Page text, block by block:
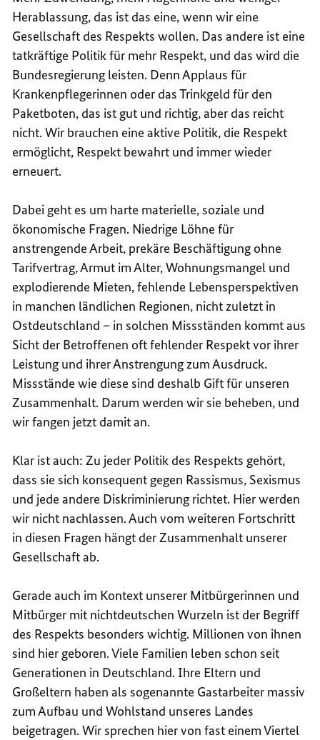
Herablassung, das ist das eine, wenn wir eine
Gesellschaft des Respekts wollen. Das andere ist eine
tatkräftige Politik für mehr Respekt, und das wird die
Bundesregierung leisten. Denn Applaus für
Krankenpflegerinnen oder das Trinkgeld für den
Paketboten, das ist gut und richtig, aber das reicht
nicht. Wir brauchen eine aktive Politik, die Respekt
ermöglicht, Respekt bewahrt und immer wieder
erneuert.
Dabei geht es um harte materielle, soziale und
ökonomische Fragen. Niedrige Löhne für
anstrengende Arbeit, prekäre Beschäftigung ohne
Tarifvertrag, Armut im Alter, Wohnungsmangel und
explodierende Mieten, fehlende Lebensperspektiven
in manchen ländlichen Regionen, nicht zuletzt in
Ostdeutschland – in solchen Missständen kommt aus
Sicht der Betroffenen oft fehlender Respekt vor ihrer
Leistung und ihrer Anstrengung zum Ausdruck.
Missstände wie diese sind deshalb Gift für unseren
Zusammenhalt. Darum werden wir sie beheben, und
wir fangen jetzt damit an.
Klar ist auch: Zu jeder Politik des Respekts gehört,
dass sie sich konsequent gegen Rassismus, Sexismus
und jede andere Diskriminierung richtet. Hier werden
wir nicht nachlassen. Auch vom weiteren Fortschritt
in diesen Fragen hängt der Zusammenhalt unserer
Gesellschaft ab.
Gerade auch im Kontext unserer Mitbürgerinnen und
Mitbürger mit nichtdeutschen Wurzeln ist der Begriff
des Respekts besonders wichtig. Millionen von ihnen
sind hier geboren. Viele Familien leben schon seit
Generationen in Deutschland. Ihre Eltern und
Großeltern haben als sogenannte Gastarbeiter massiv
zum Aufbau und Wohlstand unseres Landes
beigetragen. Wir sprechen hier von fast einem Viertel